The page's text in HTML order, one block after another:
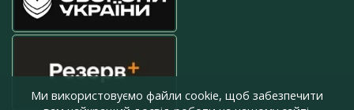
Ми використовуємо файли cookie, щоб забезпечити